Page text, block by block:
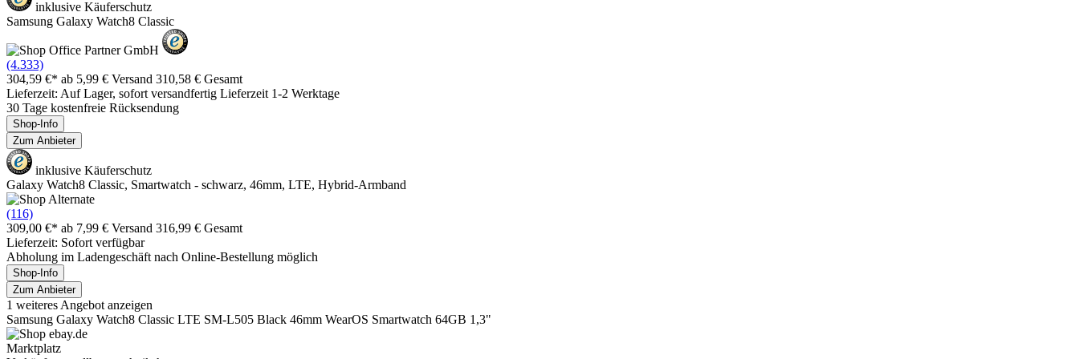
inklusive Käuferschutz
Samsung Galaxy Watch8 Classic
(4.333)
304,59 €* ab 5,99 € Versand 310,58 € Gesamt
Lieferzeit: Auf Lager, sofort versandfertig Lieferzeit 1-2 Werktage
30 Tage kostenfreie Rücksendung
Shop-Info
Zum Anbieter
inklusive Käuferschutz
Galaxy Watch8 Classic, Smartwatch - schwarz, 46mm, LTE, Hybrid-Armband
(116)
309,00 €* ab 7,99 € Versand 316,99 € Gesamt
Lieferzeit: Sofort verfügbar
Abholung im Ladengeschäft nach Online-Bestellung möglich
Shop-Info
Zum Anbieter
1 weiteres Angebot anzeigen
Samsung Galaxy Watch8 Classic LTE SM-L505 Black 46mm WearOS Smartwatch 64GB 1,3"
Marktplatz